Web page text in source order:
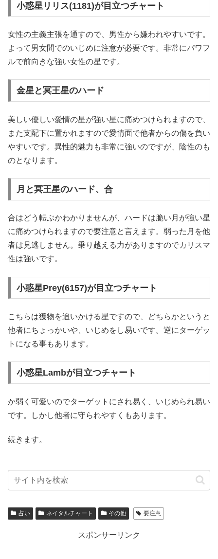
小惑星リリス(1181)が目立つチャート
女性の主義主張を通すので、男性から嫌われやすいです。
よって男女間でのいじめに注意が必要です。非常にパワフ
ルで前向きな強い女性の星です。
金星と冥王星のハード
美しい優しい愛情の星が強い星に痛めつけられますので、
また支配下に置かれますので愛情面で他者からの傷を負い
やすいです。異性的魅力も非常に強いのですが、陰性のも
のとなります。
月と冥王星のハード、合
合はどう転ぶかわかりませんが、ハードは脆い月が強い星
に痛めつけられますので要注意と言えます。弱った月を他
者は見逃しません。乗り越える力がありますのでカリスマ
性は強いです。
小惑星Prey(6157)が目立つチャート
こちらは獲物を追いかける星ですので、どちらかというと
他者にちょっかいや、いじめをし易いです。逆にターゲッ
トになる事もあります。
小惑星Lambが目立つチャート
か弱く可愛いのでターゲットにされ易く、いじめられ易い
です。しかし他者に守られやすくもあります。
続きます。
占い ネイタルチャート その他 要注意
スポンサーリンク